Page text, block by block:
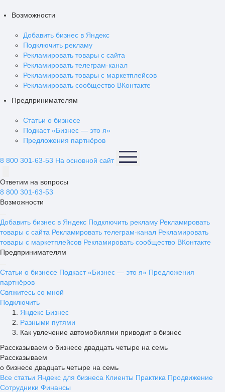
Возможности
Добавить бизнес в Яндекс
Подключить рекламу
Рекламировать товары с сайта
Рекламировать телеграм-канал
Рекламировать товары с маркетплейсов
Рекламировать сообщество ВКонтакте
Предпринимателям
Статьи о бизнесе
Подкаст «Бизнес — это я»
Предложения партнёров
8 800 301-63-53 На основной сайт
Ответим на вопросы
8 800 301-63-53
Возможности
Добавить бизнес в Яндекс Подключить рекламу Рекламировать
товары с сайта Рекламировать телеграм-канал Рекламировать
товары с маркетплейсов Рекламировать сообщество ВКонтакте
Предпринимателям
Статьи о бизнесе Подкаст «Бизнес — это я» Предложения
партнёров
Свяжитесь со мной
Подключить
Яндекс Бизнес
Разными путями
Как увлечение автомобилями приводит в бизнес
Рассказываем о бизнесе двадцать четыре на семь
Рассказываем
о бизнесе двадцать четыре на семь
Все статьи Яндекс для бизнеса Клиенты Практика Продвижение
Сотрудники Финансы